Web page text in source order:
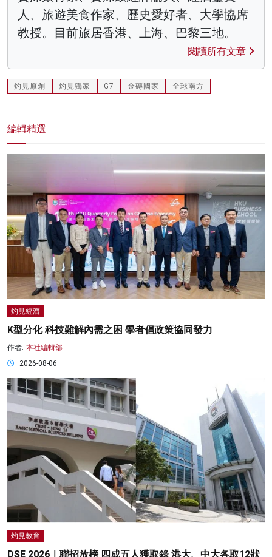
人、旅遊美食作家、歷史愛好者、大學協席
教授。目前旅居香港、上海、巴黎三地。
閱讀所有文章
灼見原創 灼見獨家 G7 金磚國家 全球南方
編輯精選
灼見經濟
K型分化 科技難解內需之困 學者倡政策協同發力
作者: 本社編輯部
2026-08-06
灼見教育
DSE 2026｜聯招放榜 四成五人獲取錄 港大、中大各取12狀